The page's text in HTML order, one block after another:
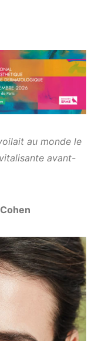
au monde le
avant-